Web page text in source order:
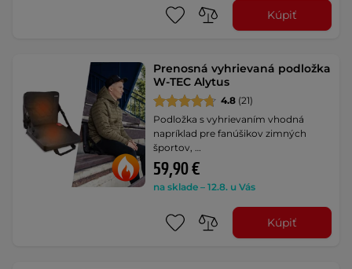
Kúpiť
Prenosná vyhrievaná podložka
W-TEC Alytus
4.8 (21)
Podložka s vyhrievaním vhodná
napríklad pre fanúšikov zimných
športov, …
59,90 €
na sklade – 12.8. u Vás
Kúpiť